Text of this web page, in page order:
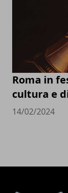
Roma in
cultura e
14/02/2024